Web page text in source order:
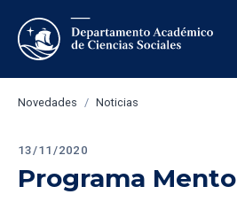
Novedades / Noticias
13/11/2020
Programa